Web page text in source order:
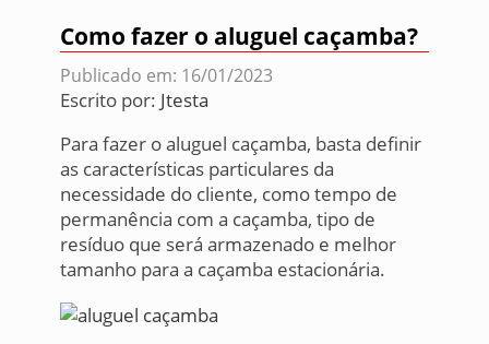
Como fazer o aluguel caçamba?
Publicado em: 16/01/2023
Escrito por: Jtesta
Para fazer o aluguel caçamba, basta definir
as características particulares da
necessidade do cliente, como tempo de
permanência com a caçamba, tipo de
resíduo que será armazenado e melhor
tamanho para a caçamba estacionária.